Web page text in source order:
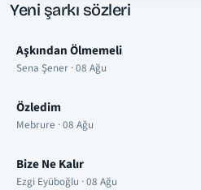
Yeni şarkı sözleri
Aşkından Ölmemeli
Sena Şener · 08 Ağu
Özledim
Mebrure · 08 Ağu
Bize Ne Kalır
Ezgi Eyüboğlu · 08 Ağu